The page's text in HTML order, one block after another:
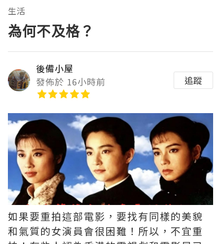
生活
為何不及格？
後備小屋
發佈於 16小時前
追蹤
如果要重拍這部電影，要找有同樣的美貌
和氣質的女演員會很困難！所以，不宜重